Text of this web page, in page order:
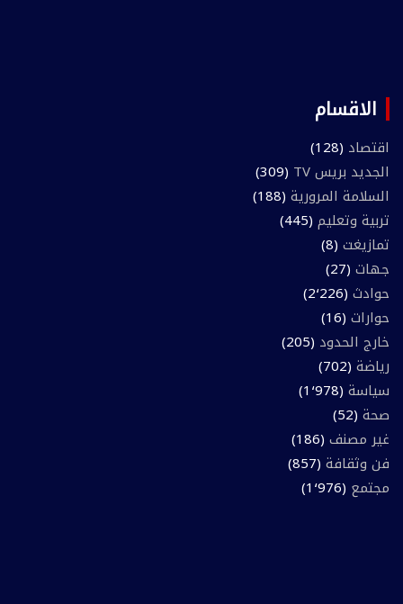
الاقسام
اقتصاد (128)
الجديد بريس TV
(309)
السلامة المرورية (188)
تربية وتعليم (445)
تمازيغت (8)
جهات (27)
حوادث (2٬226)
حوارات (16)
خارج الحدود (205)
رياضة (702)
سياسة (1٬978)
صحة (52)
غير مصنف (186)
فن وثقافة (857)
مجتمع (1٬976)